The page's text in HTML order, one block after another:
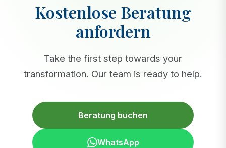
Kostenlose Beratung
anfordern
Take the first step towards your
transformation. Our team is ready to help.
Beratung buchen
WhatsApp